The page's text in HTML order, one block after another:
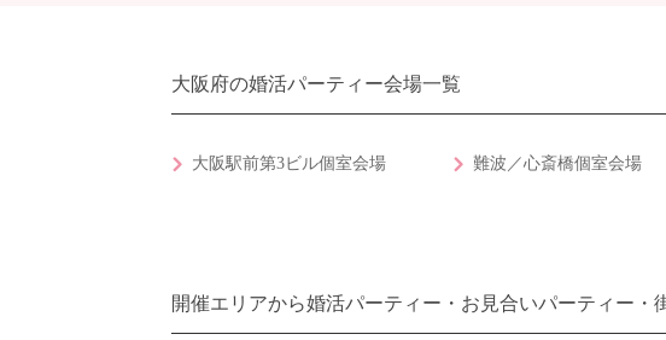
大阪府の婚活パーティー会場一覧
大阪駅前第3ビル個室会場 難波／心斎橋個室会場
開催エリアから婚活パーティー・お見合いパーティー・